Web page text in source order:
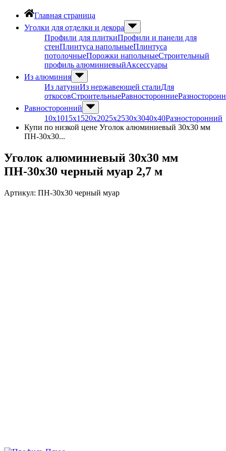
Главная страница
Уголки для отделки и декора
Профили для плиткиПрофили и панели для
стенПлинтуса напольныеПлинтуса
потолочныеПорожки напольныеСтроительный
профиль алюминиевыйАксессуары
Из алюминия
Из латуниИз нержавеющей сталиДля
откосовСтроительныеРавносторонние
Равносторонний
10х1015х1520х2025х2530х3040х40Разносторонний
Купи по низкой цене Уголок алюминиевый 30х30 мм
ПН-30х30...
Уголок алюминиевый 30х30 мм
ПН-30х30 черный муар 2,7 м
Артикул: ПН-30х30 черный муар